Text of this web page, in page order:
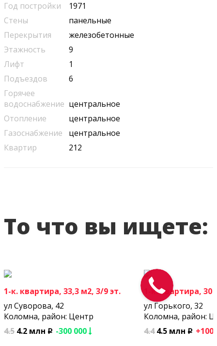
Год постройки
1971
Стены
панельные
Перекрытия
железобетонные
Этажность
9
Лифт
1
Подъездов
6
Горячее
водоснабжение центральное
Отопление
центральное
Газоснабжение
центральное
Квартир
212
То что вы ищете:
1-к. квартира, 33,3 м2, 3/9 эт.
ул Суворова, 42
Коломна, район: Центр
4.5 4.2 млн p -300 000
1-к. квартира, 30
ул Горького, 32
Коломна, район:
4.44.5 млн p +100